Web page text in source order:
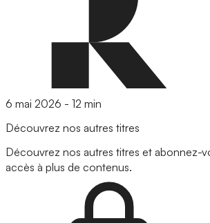
6 mai 2026 - 12 min
Découvrez nos autres titres
Découvrez nos autres titres et abonnez-
accès à plus de contenus.